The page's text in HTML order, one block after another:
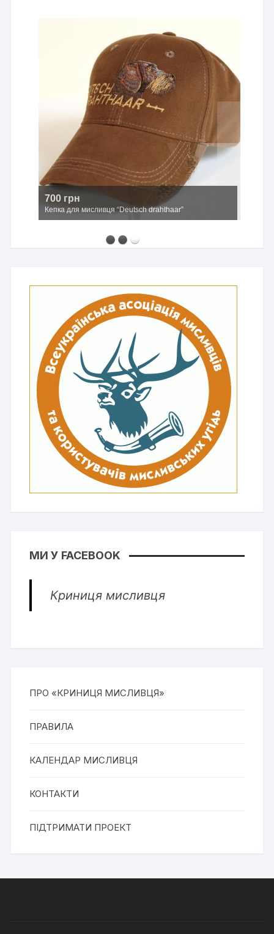
700 грн
Кепка для мисливця “Deutsch drahthaar”
МИ У FACEBOOK
Криниця мисливця
ПРО «КРИНИЦЯ МИСЛИВЦЯ»
ПРАВИЛА
КАЛЕНДАР МИСЛИВЦЯ
КОНТАКТИ
ПІДТРИМАТИ ПРОЕКТ